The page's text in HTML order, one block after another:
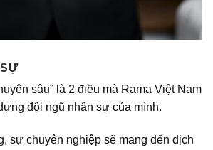
sâu” là 2 điều mà Rama Việt Nam
đội ngũ nhân sự của mình.
sự chuyên nghiệp sẽ mang đến dịch